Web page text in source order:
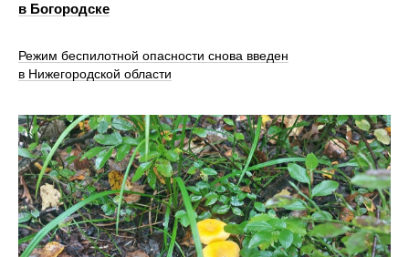
в Богородске
Режим беспилотной опасности снова введен
в Нижегородской области